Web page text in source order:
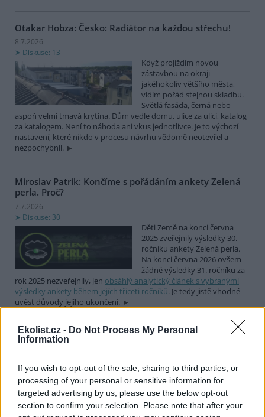
Ekolist.cz - Do Not Process My Personal
Information
If you wish to opt-out of the sale, sharing to third parties, or
processing of your personal or sensitive information for
targeted advertising by us, please use the below opt-out
section to confirm your selection. Please note that after your
Otakar Hobza: Česko: Radiátor na každou střechu!
8.7.2026
Diskuse: 13
Když projíždím novou
zástavbou na okraji
jakéhokoliv většího města,
vidím pořád stejnou skladbu.
Světlá fasáda, černá nebo
aspoň velmi tmavá krytina. Dům vedle domu, ulice za ulicí, katalog
za katalogem. Není to náhoda ani vkus jednotlivce. Je to výchozí
nastavení, které nikdo v procesu návrhu vědomě neotevřel a
nezpochybnil.
Miroslav Patrik: Končíme s pořádáním ankety Zelená
perla. Proč?
7.7.2026
Diskuse: 30
Děti Země na konci června
2025 zveřejnily výsledky 30.
ročníku ankety Zelená perla.
Na konci června 2026 ovšem
žádné výsledky 31. ročníku za
rok 2025 nezveřejnily, jen obsáhlý analytický článek s vybranými
výsledky ankety během jejích třiceti ročníků. Je tedy jistě vhodné
uvést důvody jejího ukončení.
Gabriela Rusó: Právnická fakulta Univerzity Palackého
v Olomouci vytvořila iniciativu za ochranu delfínů a
5.7.2026
Diskuse: 8
Iniciativa akademiků
olomoucké univerzity, kterou
lze podepsat a tím vyjádřit svůj